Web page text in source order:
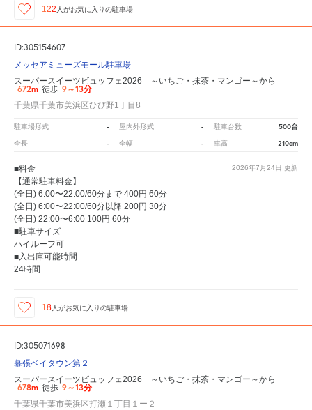
122 人がお気に入りの駐車場
ID:305154607
メッセアミューズモール駐車場
スーパースイーツビュッフェ2026 ～いちご・抹茶・マンゴー～から
672m 徒歩 9～13分
千葉県千葉市美浜区ひび野1丁目8
駐車場形式 - 屋内外形式 - 駐車台数 500台
全長 - 全幅 - 車高 210cm
2026年7月24日 更新
■料金
【通常駐車料金】
(全日) 6:00〜22:00/60分まで 400円 60分
(全日) 6:00〜22:00/60分以降 200円 30分
(全日) 22:00〜6:00 100円 60分
■駐車サイズ
ハイルーフ可
■入出庫可能時間
24時間
18人がお気に入りの駐車場
ID:305071698
幕張ベイタウン第２
スーパースイーツビュッフェ2026 ～いちご・抹茶・マンゴー～から
678m 徒歩 9～13分
千葉県千葉市美浜区打瀬１丁目１ー２